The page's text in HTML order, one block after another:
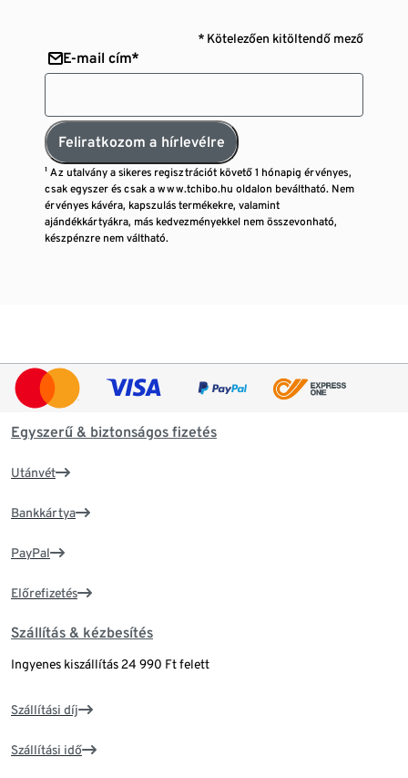
* Kötelezően kitöltendő mező
E-mail cím*
Feliratkozom a hírlevélre
¹ Az utalvány a sikeres regisztrációt követő 1 hónapig érvényes,
csak egyszer és csak a www.tchibo.hu oldalon beváltható. Nem
érvényes kávéra, kapszulás termékekre, valamint
ajándékkártyákra, más kedvezményekkel nem összevonható,
készpénzre nem váltható.
Egyszerű & biztonságos fizetés
Utánvét
Bankkártya
PayPal
Előrefizetés
Szállítás & kézbesítés
Ingyenes kiszállítás 24 990 Ft felett
Szállítási díj
Szállítási idő